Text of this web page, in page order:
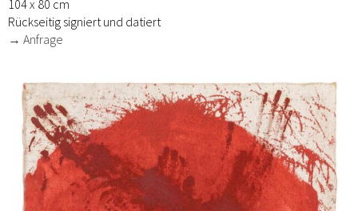
104 x 80 cm
Rückseitig signiert und datiert
→ Anfrage